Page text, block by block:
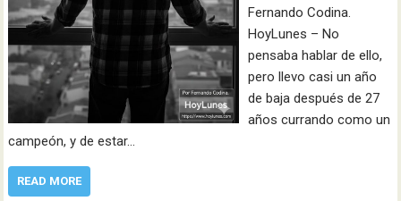
Fernando Codina.
HoyLunes – No
pensaba hablar de ello,
pero llevo casi un año
de baja después de 27
años currando como un
campeón, y de estar…
READ MORE